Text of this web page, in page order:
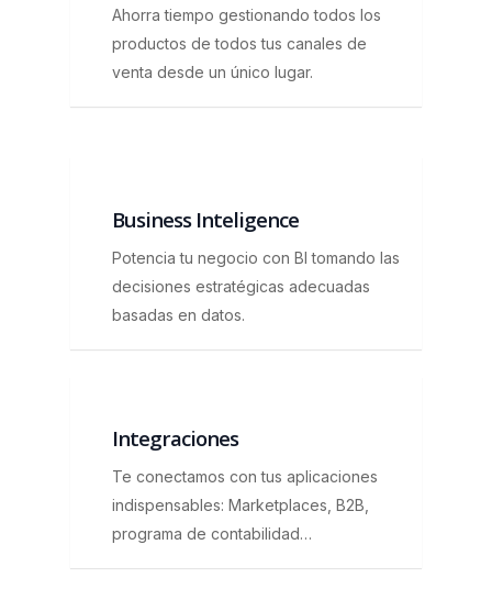
Ahorra tiempo gestionando todos los
productos de todos tus canales de
venta desde un único lugar.
Business Inteligence
Potencia tu negocio con BI tomando las
decisiones estratégicas adecuadas
basadas en datos.
Integraciones
Te conectamos con tus aplicaciones
indispensables: Marketplaces, B2B,
programa de contabilidad…